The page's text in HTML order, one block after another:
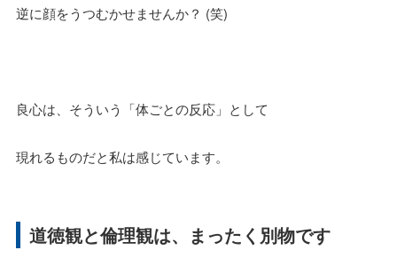
逆に顔をうつむかせませんか？ (笑)
良心は、そういう「体ごとの反応」として
現れるものだと私は感じています。
道徳観と倫理観は、まったく別物です